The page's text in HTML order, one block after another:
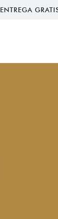
ENTREGA